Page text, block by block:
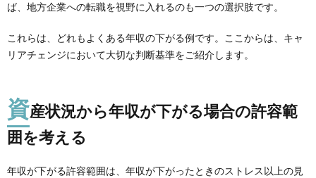
ば、地方企業への転職を視野に入れるのも一つの選択肢です。
これらは、 どれもよくある年収の下がる例です。ここからは、キャ
リアチェンジにおいて大切な判断基準をご紹介します。
資産状況から年収が下がる場合の許容範
囲を考える
年収が下がる許容範囲は、年収が下がったときのストレス以上の見